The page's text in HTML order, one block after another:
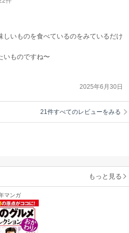
いものを食べているのをみているだけ
いものですね〜
2025年6月30日
21件すべてのレビューをみる
もっと見る
マンガ